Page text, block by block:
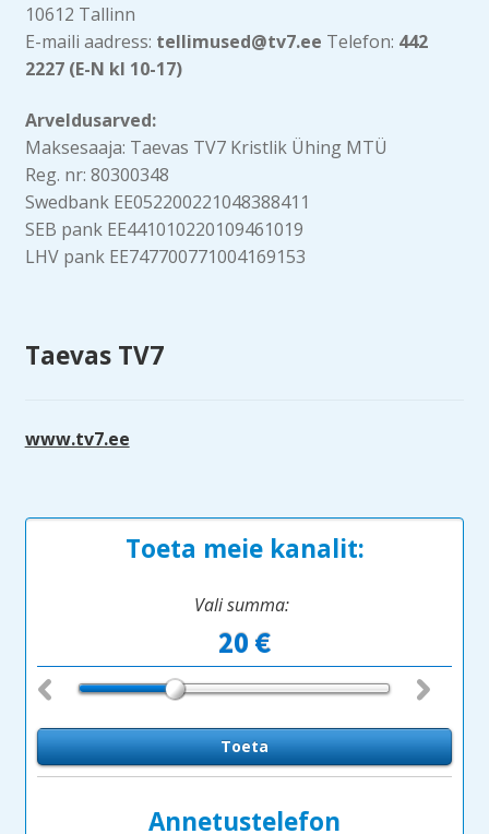
10612 Tallinn
E-maili aadress: tellimused@tv7.ee Telefon: 442
2227 (E-N kl 10-17)
Arveldusarved:
Maksesaaja: Taevas TV7 Kristlik Ühing MTÜ
Reg. nr: 80300348
Swedbank EE052200221048388411
SEB pank EE441010220109461019
LHV pank EE747700771004169153
Taevas TV7
www.tv7.ee
Toeta meie kanalit:
Vali summa:
Annetustelefon